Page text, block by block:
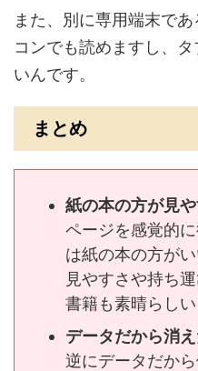
また、別に専用端末で
コンでも読めますし、
いんです。
まとめ
紙の本の方が見
ページを感覚的
は紙の本の方が
見やすさや持ち
書籍も素晴らしい
データだから消
逆にデータだか